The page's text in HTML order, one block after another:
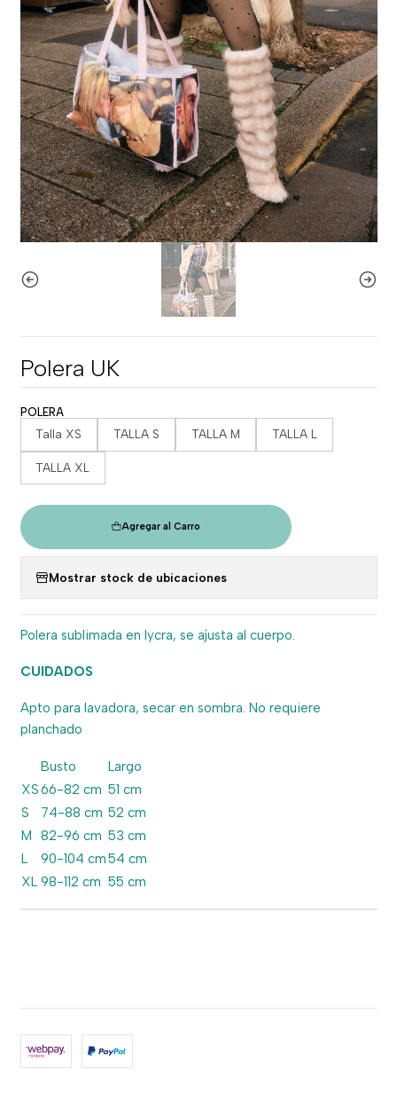
Polera UK
POLERA
Talla XS TALLA S TALLA M TALLA L
TALLA XL
Agregar al Carro
Mostrar stock de ubicaciones
Polera sublimada en lycra, se ajusta al cuerpo.
CUIDADOS
Apto para lavadora, secar en sombra. No requiere
planchado
Busto
Largo
XS66-82 cm 51 cm
S
74-88 cm 52 cm
M
82-96 cm 53 cm
L
90-104 cm54 cm
XL 98-112 cm 55 cm